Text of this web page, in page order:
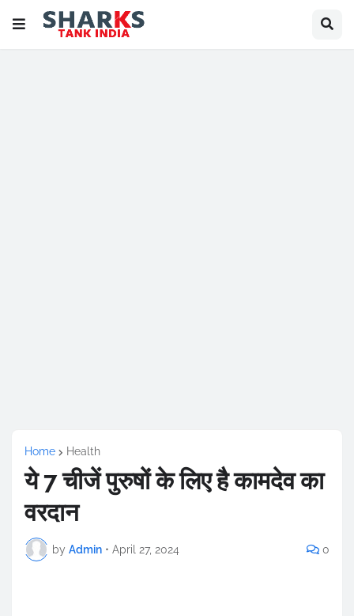
Home Health
ये 7 चीजें पुरुषों के लिए है कामदेव का
वरदान
by Admin • April 27, 2024 0